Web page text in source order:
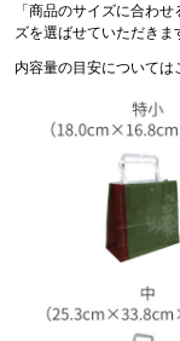
必
須
)
「商品のサイズに合わ
ズを選ばせていただきま
内容量の目安については